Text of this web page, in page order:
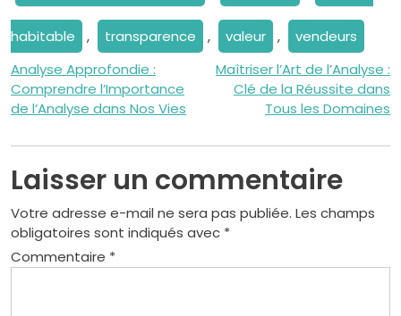
habitable , transparence , valeur , vendeurs
Navigation
de
l’article
Analyse Approfondie :
Comprendre l’Importance
de l’Analyse dans Nos Vies
Maîtriser l’Art de l’Analyse :
Clé de la Réussite dans
Tous les Domaines
Laisser un commentaire
Votre adresse e-mail ne sera pas publiée. Les champs
obligatoires sont indiqués avec *
Commentaire *